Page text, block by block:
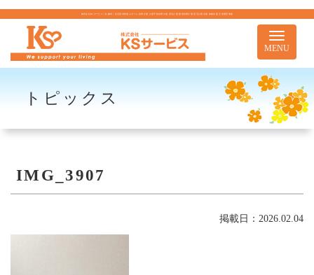
株式会社KSサービス｜札幌市｜住宅型有料老人ホーム 訪問介護 介護予防訪問介護 居宅介護 重度訪問介護 居宅介護支援 移動支援 児童通所事業
Toggle
MENU
トピックス
IMG_3907
掲載日：2026.02.04